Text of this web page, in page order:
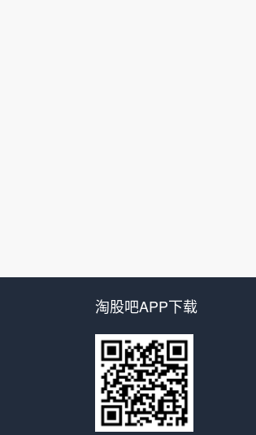
淘股吧APP下载